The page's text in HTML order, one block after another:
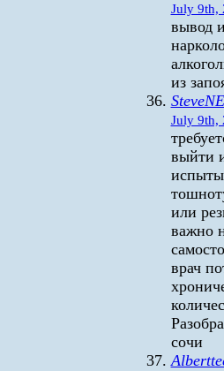
July 9th,
вывод
из
July 9th,
выйти
или
важно
врач
сочи